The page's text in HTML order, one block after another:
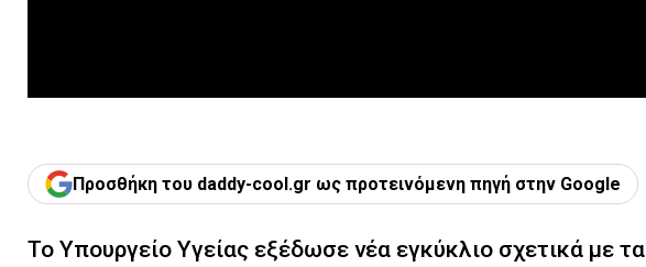
Προσθήκη του daddy-cool.gr ως προτεινόμενη πηγή στην Google
Το Υπουργείο Υγείας εξέδωσε νέα εγκύκλιο σχετικά με